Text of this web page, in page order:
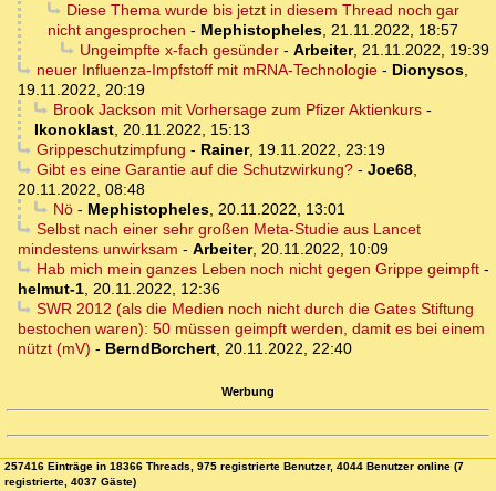
Diese Thema wurde bis jetzt in diesem Thread noch gar
nicht angesprochen - Mephistopheles 21.11.2022, 18:57
Ungeimpfte x-fach gesünder- Arbeiter, 21.11.2022, 19:39
neuer Influenza-Impfstoff mit mRNA-Technologie- Dionysos,
19.11.2022, 20:19
Brook Jackson mit Vorhersage zum Pfizer Aktienkurs-
Ikonoklast 20.11.2022, 15:13
Grippeschutzimpfung - Rainer, 19.11.2022, 23:19
Gibt es eine Garantie auf die Schutzwirkung?- Joe68,
20.11.2022, 08:48
Nö- Mephistopheles, 20.11.2022, 13:01
Selbst nach einer sehr großen Meta-Studie aus Lancet
mindestens unwirksam - Arbeiter, 20.11.2022, 10:09
Hab mich mein ganzes Leben noch nicht gegen Grippe geimpft-
helmut-1 20.11.2022, 12:36
SWR 2012 (als die Medien noch nicht durch die Gates Stiftung
bestochen waren): 50 müssen geimpft werden, damit es bei einem
nützt (mV) - BerndBorchert 20.11.2022, 22:40
Werbung
257416 Einträge in 18366 Threads, 975 registrierte Benutzer, 4044 Benutzer online (7
registrierte, 4037 Gäste)